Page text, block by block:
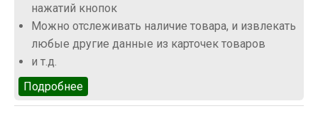
нажатий кнопок
Можно отслеживать наличие товара, и извлекать
любые другие данные из карточек товаров
и т.д.
Подробнее